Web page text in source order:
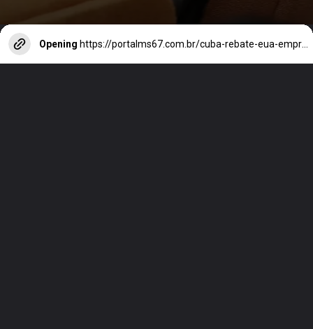
Opening https://portalms67.com.br/cuba-rebate-eua-empresas-cubanas-foram-construidas-contra-bloqueio/